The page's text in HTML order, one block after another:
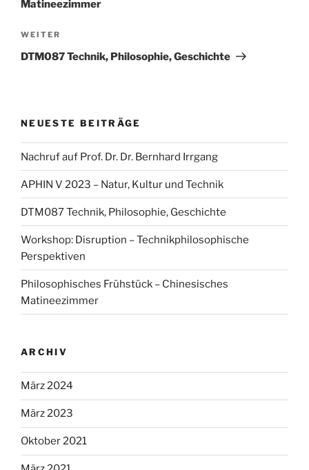
Matineezimmer
Nächster
Beitrag
WEITER
DTM087 Technik, Philosophie, Geschichte
NEUESTE BEITRÄGE
Nachruf auf Prof. Dr. Dr. Bernhard Irrgang
APHIN V 2023 – Natur, Kultur und Technik
DTM087 Technik, Philosophie, Geschichte
Workshop: Disruption – Technikphilosophische
Perspektiven
Philosophisches Frühstück – Chinesisches
Matineezimmer
ARCHIV
März 2024
März 2023
Oktober 2021